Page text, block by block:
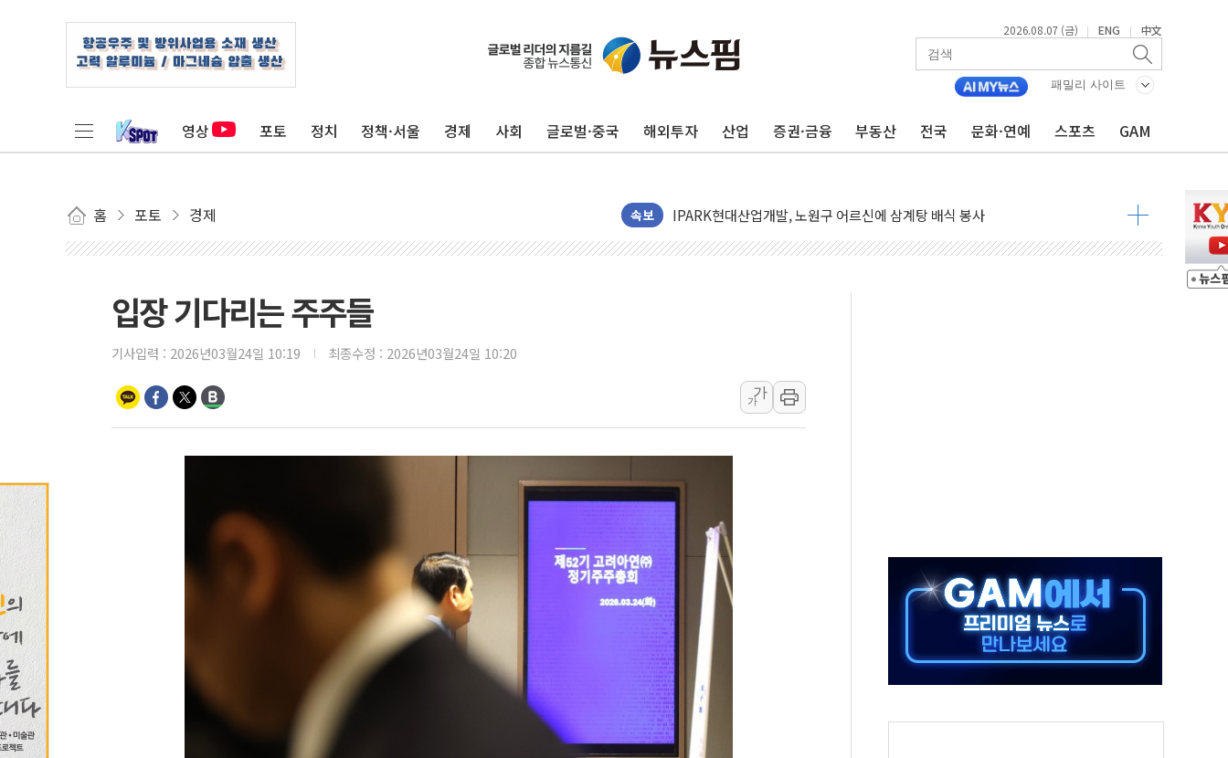
2026.08.07 (금) | ENG | 中文
패밀리 사이트
영상 포토 정치 정책·서울 경제 사회 글로벌·중국 해외투자 산업 증권·금융 부동산 전국 문화·연예 스포츠 GAM
홈 포토 경제 속보
깊이가 다른 글로벌 투자 정보 GAM - 맛보기편 (8/7)
"호남 없이 민주 당권 없다"...송영길·정청래·김민석, 호남 경선 앞두고 총력전
'무순위' 기회 왔다…신길·노량진·장위 서울 알짜 단지 주목
野 의원 42명, '사관학교 통합' 규탄 결의안 발의…이준석·한동훈 동참
준공업지역 용적률 400% 적용하니…재건축보다 재개발 사업성 개선↑
현대해상, 유튜브 양육 콘텐츠 '소셜아이어워드' 대상 수상
대형 저축은행 4%대 예금 사라진다, OK·애큐온·페퍼만 남아
SK하이닉스, 용인·청주에 54조 투자…D램·낸드 동시 증설
[중국증시 마감] CPO∙PCB∙CRO가 이끈 '기술주 상승장'
[ETF 시황] 2차전지 ETF 급등, SK하이닉스 레버리지는 급락
[컨콜] 롯데케미칼 "대산·여수 사업재편 완료시 재무구조 개선 기대"
SK증권, 비대면 고객 대상 '수수료 평생 우대' 이벤트 진행
코웨이, 2분기 영업익 2532억…신제품 효과에 실적 호조
[마감시황] 코스피, 7주 연속 하락…외국인 매도에 6258.77
입장 기다리는 주주들
기사입력 : 2026년03월24일 10:19 최종수정 : 2026년03월24일 10:20
가
가